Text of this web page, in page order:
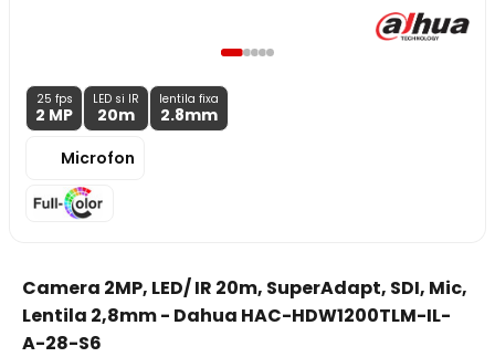
25 fps
2 MP
LED si IR
20m
lentila fixa
2.8mm
Microfon
Camera 2MP, LED/ IR 20m, SuperAdapt, SDI, Mic,
Lentila 2,8mm - Dahua HAC-HDW1200TLM-IL-
A-28-S6